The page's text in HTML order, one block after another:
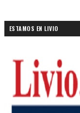
ESTAMOS EN LIVIO